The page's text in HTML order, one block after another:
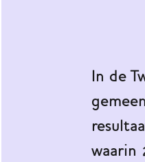
In de
waarin